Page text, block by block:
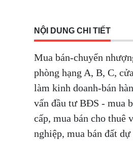
NỘI DUNG CHI TIẾT
Mua bán-chuyển
phòng hạng A, B, C,
làm kinh doanh-bán
vấn đầu tư BĐS - mua
cấp, mua bán cho thuê
nghiệp, mua bán đất